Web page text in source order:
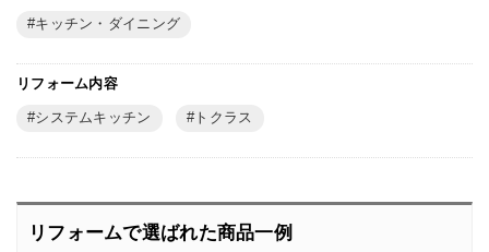
キッチン・ダイニング
リフォーム内容
システムキッチン トクラス
リフォームで選ばれた商品一例